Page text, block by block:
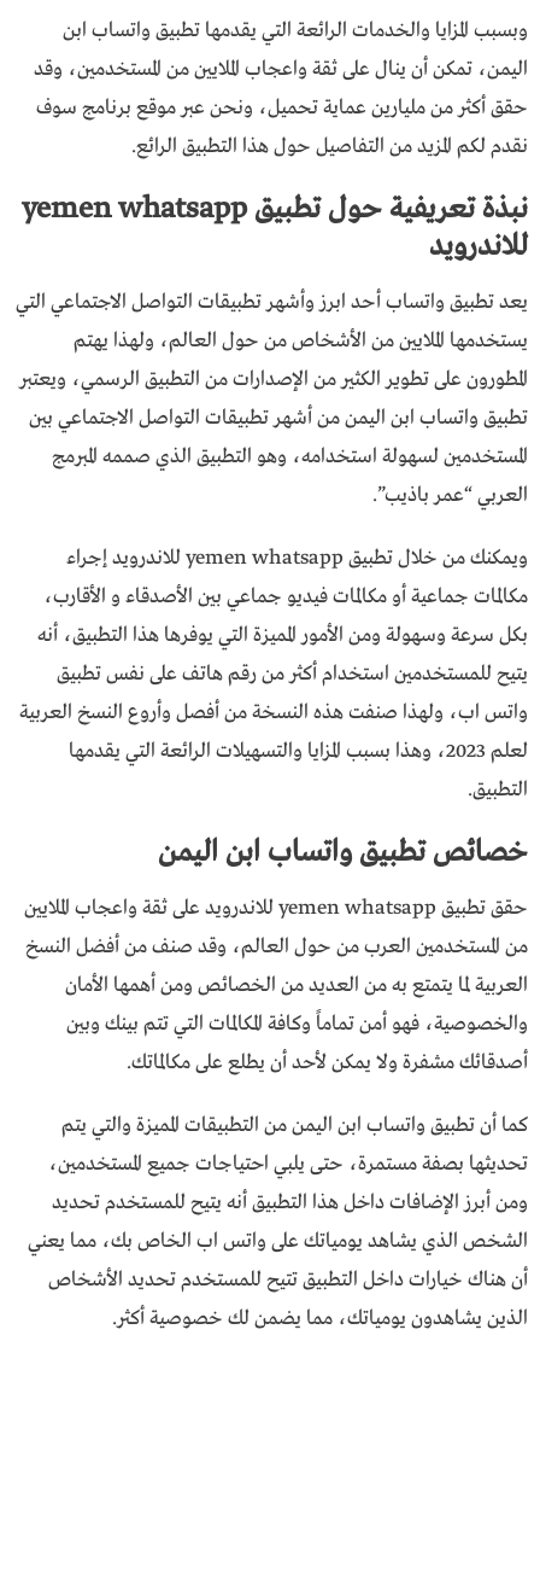
وبسبب المزايا والخدمات الرائعة التي يقدمها تطبيق واتساب ابن
اليمن، تمكن أن ينال على ثقة واعجاب الملايين من المستخدمين، وقد
حقق أكثر من مليارين عماية تحميل، ونحن عبر موقع برنامج سوف
نقدم لكم المزيد من التفاصيل حول هذا التطبيق الرائع.
نبذة تعريفية حول تطبيق yemen whatsapp
للاندرويد
يعد تطبيق واتساب أحد ابرز وأشهر تطبيقات التواصل الاجتماعي التي
يستخدمها الملايين من الأشخاص من حول العالم، ولهذا يهتم
المطورون على تطوير الكثير من الإصدارات من التطبيق الرسمي، ويعتبر
تطبيق واتساب ابن اليمن من أشهر تطبيقات التواصل الاجتماعي بين
المستخدمين لسهولة استخدامه، وهو التطبيق الذي صممه المبرمج
العربي “عمر باذيب”.
ويمكنك من خلال تطبيق yemen whatsapp للاندرويد إجراء
مكالمات جماعية أو مكالمات فيديو جماعي بين الأصدقاء و الأقارب،
بكل سرعة وسهولة ومن الأمور المميزة التي يوفرها هذا التطبيق، أنه
يتيح للمستخدمين استخدام أكثر من رقم هاتف على نفس تطبيق
واتس اب، ولهذا صنفت هذه النسخة من أفصل وأروع النسخ العربية
لعلم 2023، وهذا بسبب المزايا والتسهيلات الرائعة التي يقدمها
التطبيق.
خصائص تطبيق واتساب ابن اليمن
حقق تطبيق yemen whatsapp للاندرويد على ثقة واعجاب الملايين
من المستخدمين العرب من حول العالم، وقد صنف من أفضل النسخ
العربية لما يتمتع به من العديد من الخصائص ومن أهمها الأمان
والخصوصية، فهو أمن تماماً وكافة المكالمات التي تتم بينك وبين
أصدقائك مشفرة ولا يمكن لأحد أن يطلع على مكالماتك.
كما أن تطبيق واتساب ابن اليمن من التطبيقات المميزة والتي يتم
تحديثها بصفة مستمرة، حتى يلبي احتياجات جميع المستخدمين،
ومن أبرز الإضافات داخل هذا التطبيق أنه يتيح للمستخدم تحديد
الشخص الذي يشاهد يومياتك على واتس اب الخاص بك، مما يعني
أن هناك خيارات داخل التطبيق تتيح للمستخدم تحديد الأشخاص
الذين يشاهدون يومياتك، مما يضمن لك خصوصية أكثر.